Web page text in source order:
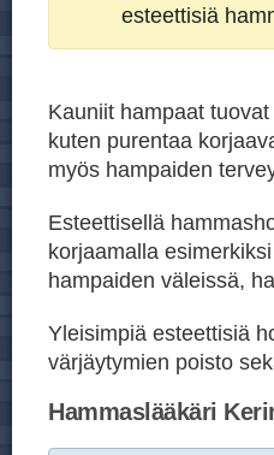
esteettisiä
Kauniit hampaat
kuten purentaa
myös hampaiden
Esteettisellä
korjaamalla
hampaiden väleissä,
Yleisimpiä esteettisiä
värjäytymien poisto
Hammaslääkäri